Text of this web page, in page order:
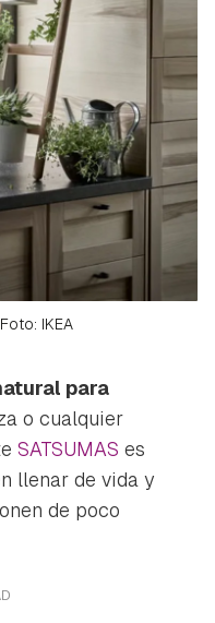
Foto: IKEA
para
o cualquier
SATSUMAS es
llenar de vida y
de poco